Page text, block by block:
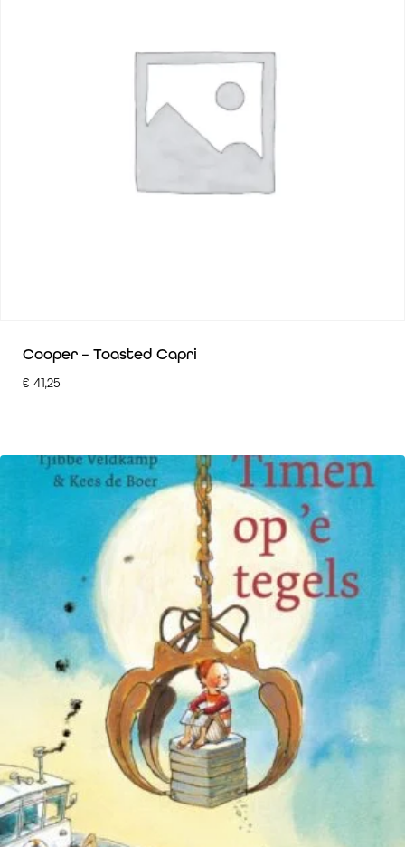
Cooper – Toasted Capri
€ 41,25